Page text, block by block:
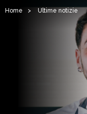
Home > Ultime notizie